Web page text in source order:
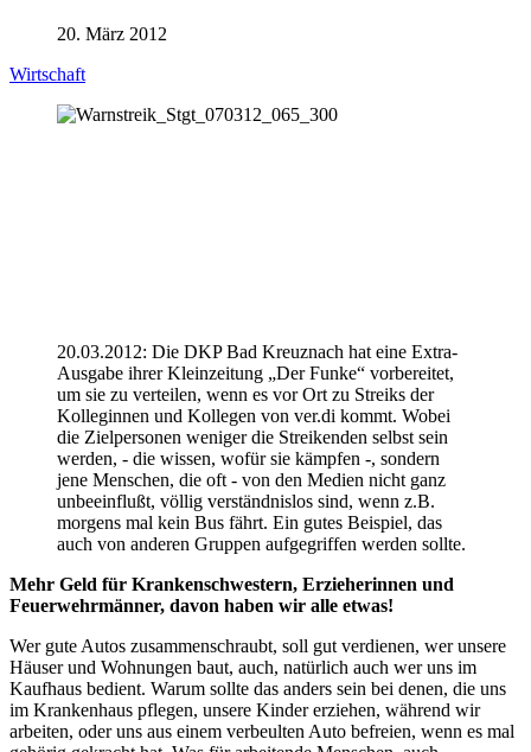
20. März 2012
Wirtschaft
20.03.2012: Die DKP Bad Kreuznach hat eine Extra-
Ausgabe ihrer Kleinzeitung „Der Funke“ vorbereitet,
um sie zu verteilen, wenn es vor Ort zu Streiks der
Kolleginnen und Kollegen von ver.di kommt. Wobei
die Zielpersonen weniger die Streikenden selbst sein
werden, - die wissen, wofür sie kämpfen -, sondern
jene Menschen, die oft - von den Medien nicht ganz
unbeeinflußt, völlig verständnislos sind, wenn z.B.
morgens mal kein Bus fährt. Ein gutes Beispiel, das
auch von anderen Gruppen aufgegriffen werden sollte.
Mehr Geld für Krankenschwestern, Erzieherinnen und
Feuerwehrmänner, davon haben wir alle etwas!
Wer gute Autos zusammenschraubt, soll gut verdienen, wer unsere
Häuser und Wohnungen baut, auch, natürlich auch wer uns im
Kaufhaus bedient. Warum sollte das anders sein bei denen, die uns
im Krankenhaus pflegen, unsere Kinder erziehen, während wir
arbeiten, oder uns aus einem verbeulten Auto befreien, wenn es mal